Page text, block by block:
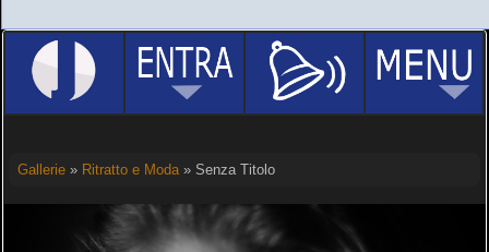
Gallerie» Ritratto e Moda» Senza Titolo